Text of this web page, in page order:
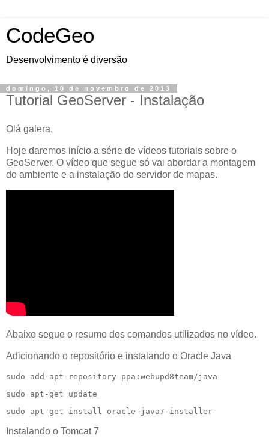
CodeGeo
Desenvolvimento é diversão
domingo, 10 de novembro de 2013
Tutorial GeoServer - Instalação
Olá galera,
Hoje daremos início a série de vídeos tutoriais sobre o
GeoServer. O vídeo que segue só vai abordar a montagem
do ambiente e a instalação do servidor de mapas.
Abaixo segue o resumo dos comandos utilizados no vídeo.
Adicionando o repositório e instalando o Oracle Java
sudo add-apt-repository ppa:webupd8team/java
sudo apt-get update
sudo apt-get install oracle-java7-installer
Instalando o Tomcat 7